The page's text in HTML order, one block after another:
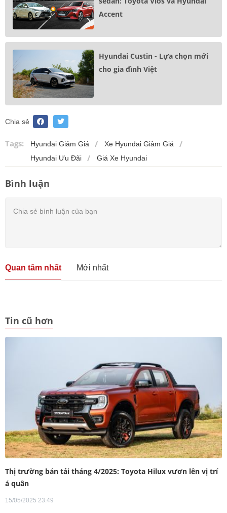
Accent
Hyundai Custin - Lựa chọn mới
cho gia đình Việt
Chia sẻ
Tags: Hyundai Giảm Giá
Xe Hyundai Giảm Giá
Hyundai Ưu Đãi
Giá Xe Hyundai
Bình luận
Quan tâm nhất Mới nhất
Tin cũ hơn
Thị trường bán tải tháng 4/2025: Toyota Hilux vươn lên vị trí
á quân
15/05/2025 23:49